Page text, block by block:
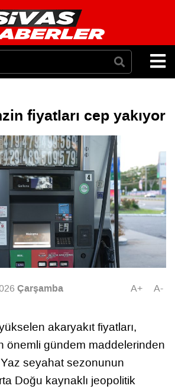
fiyatları cep yakıyor
Çarşamba A+ A-
akaryakıt fiyatları,
önemli gündem maddelerinden
seyahat sezonunun
Doğu kaynaklı jeopolitik